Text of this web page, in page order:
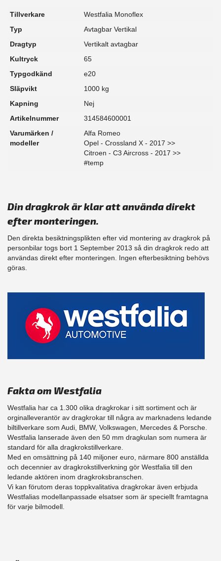
Tillverkare
Westfalia Monoflex
Typ
Avtagbar Vertikal
Dragtyp
Vertikalt avtagbar
Kultryck
65
Typgodkänd
e20
Släpvikt
1000 kg
Kapning
Nej
Artikelnummer
314584600001
Varumärken /
modeller
Alfa Romeo
Opel - Crossland X - 2017 >>
Citroen - C3 Aircross - 2017 >>
#temp
Din dragkrok är klar att använda direkt
efter monteringen.
Den direkta besiktningsplikten efter vid montering av dragkrok på
personbilar togs bort 1 September 2013 så din dragkrok redo att
användas direkt efter monteringen. Ingen efterbesiktning behövs
göras.
Fakta om Westfalia
Westfalia har ca 1.300 olika dragkrokar i sitt sortiment och är
orginalleverantör av dragkrokar till några av marknadens ledande
biltillverkare som Audi, BMW, Volkswagen, Mercedes & Porsche.
Westfalia lanserade även den 50 mm dragkulan som numera är
standard för alla dragkrokstillverkare.
Med en omsättning på 140 miljoner euro, närmare 800 anställda
och decennier av dragkrokstillverkning gör Westfalia till den
ledande aktören inom dragkroksbranschen.
Vi kan förutom deras toppkvalitativa dragkrokar även erbjuda
Westfalias modellanpassade elsatser som är speciellt framtagna
för varje bilmodell.